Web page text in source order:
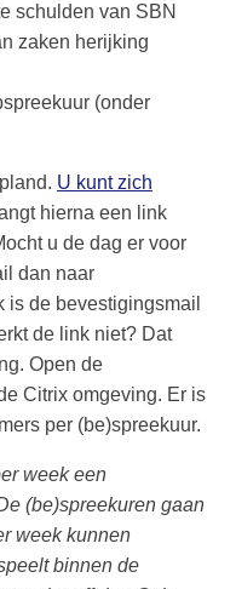
schulden van SBN
zaken herijking
(onder
U kunt zich
hierna een link
u de dag er voor
dan naar
is de bevestigingsmail
de link niet? Dat
Open de
Citrix omgeving. Er is
per (be)spreekuur.
week een
(be)spreekuren gaan
week kunnen
binnen de